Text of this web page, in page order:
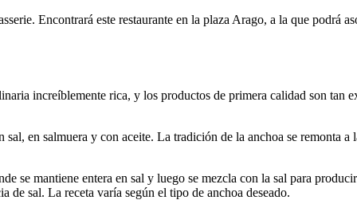
Encontrará este restaurante en la plaza Arago, a la que podrá
increíblemente rica, y los productos de primera calidad son tan
sal, en salmuera y con aceite. La tradición de la anchoa se
se mantiene entera en sal y luego se mezcla con la sal para
de sal. La receta varía según el tipo de anchoa deseado.